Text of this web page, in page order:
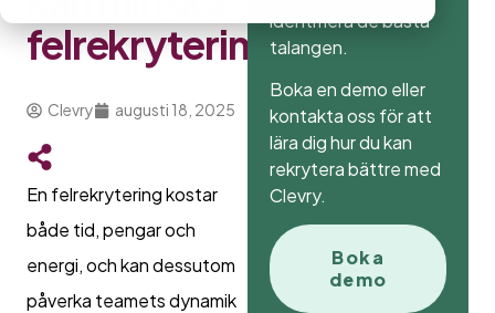
felrekryteringar
Clevry augusti 18, 2025
En felrekrytering kostar
både tid, pengar och
energi, och kan dessutom
påverka teamets dynamik
identifiera de bästa
talangen.
Boka en demo eller
kontakta oss för att
lära dig hur du kan
rekrytera bättre med
Clevry.
Boka
demo